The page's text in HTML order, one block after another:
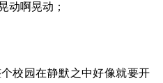
动啊晃动；
园在静默之中好像就要开